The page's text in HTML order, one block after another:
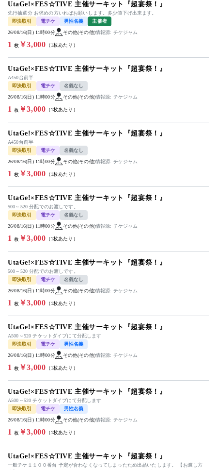
UtaGe!×FES☆TIVE 主催サーキット『超宴祭！』
先行抽選分 お求めの方いればお願いします。多少値下げ出来ます。
即決取引
電チケ 男性名義 主催者
26/08/16(日) 11時00分 その他(その他)情報源: チケジャム
1 枚￥3,000 （1枚あたり）
UtaGe!×FES☆TIVE 主催サーキット『超宴祭！』
A450台前半
即決取引
電チケ 名義なし
26/08/16(日) 11時00分 その他(その他)情報源: チケジャム
1 枚￥3,000 （1枚あたり）
UtaGe!×FES☆TIVE 主催サーキット『超宴祭！』
A450台前半
即決取引
電チケ 名義なし
26/08/16(日) 11時00分 その他(その他)情報源: チケジャム
1 枚￥3,000 （1枚あたり）
UtaGe!×FES☆TIVE 主催サーキット『超宴祭！』
500～520 分配でのお渡しです。
即決取引
電チケ 名義なし
26/08/16(日) 11時00分 その他(その他)情報源: チケジャム
1 枚￥3,000 （1枚あたり）
UtaGe!×FES☆TIVE 主催サーキット『超宴祭！』
500～520 分配でのお渡しです。
即決取引
電チケ 名義なし
26/08/16(日) 11時00分 その他(その他)情報源: チケジャム
1 枚￥3,000 （1枚あたり）
UtaGe!×FES☆TIVE 主催サーキット『超宴祭！』
A500～520 チケットダイブにて分配します
即決取引
電チケ 男性名義
26/08/16(日) 11時00分 その他(その他)情報源: チケジャム
1 枚￥3,000 （1枚あたり）
UtaGe!×FES☆TIVE 主催サーキット『超宴祭！』
A500～520 チケットダイブにて分配します
即決取引
電チケ 男性名義
26/08/16(日) 11時00分 その他(その他)情報源: チケジャム
1 枚￥3,000 （1枚あたり）
UtaGe!×FES☆TIVE 主催サーキット『超宴祭！』
一般チケ１１００番台 予定が合わなくなってしまったため出品いたします。 【お渡し方